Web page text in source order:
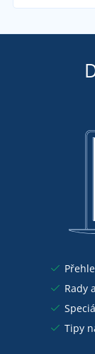
Rady
Tipy